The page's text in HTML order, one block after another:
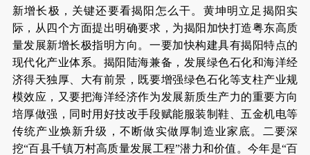
新增长极，关键还要看揭阳怎么干。黄坤明立足揭阳实
际，从四个方面提出明确要求，为揭阳加快打造粤东高质
量发展新增长极指明方向。一要加快构建具有揭阳特点的
现代化产业体系。揭阳陆海兼备，发展绿色石化和海洋经
济得天独厚、大有前景，既要增强绿色石化等支柱产业规
模效应，又要把海洋经济作为发展新质生产力的重要方向
培厚做强，同时用好技改手段赋能服装制鞋、五金机电等
传统产业焕新升级，不断做实做厚制造业家底。二要深
挖“百县千镇万村高质量发展工程”潜力和价值。今年是“百